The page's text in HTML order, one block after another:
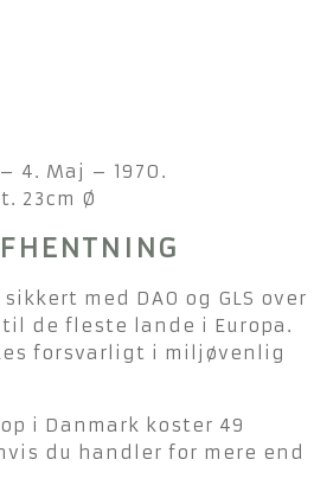
4. Maj – 1970.
23cm Ø
med DAO og GLS over
de fleste lande i Europa.
forsvarligt i miljøvenlig
i Danmark koster 49
du handler for mere end